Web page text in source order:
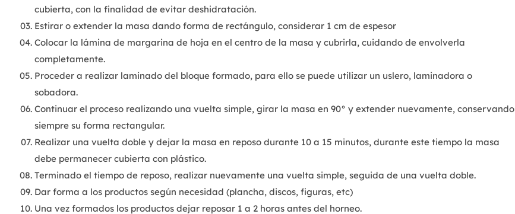
cubierta, con la finalidad de evitar deshidratación.
Estirar o extender la masa dando forma de rectángulo, considerar 1 cm de espesor
Colocar la lámina de margarina de hoja en el centro de la masa y cubrirla, cuidando de envolverla
completamente.
Proceder a realizar laminado del bloque formado, para ello se puede utilizar un uslero, laminadora o
sobadora.
Continuar el proceso realizando una vuelta simple, girar la masa en 90° y extender nuevamente, conservando
siempre su forma rectangular.
Realizar una vuelta doble y dejar la masa en reposo durante 10 a 15 minutos, durante este tiempo la masa
debe permanecer cubierta con plástico.
Terminado el tiempo de reposo, realizar nuevamente una vuelta simple, seguida de una vuelta doble.
Dar forma a los productos según necesidad (plancha, discos, figuras, etc)
Una vez formados los productos dejar reposar 1 a 2 horas antes del horneo.